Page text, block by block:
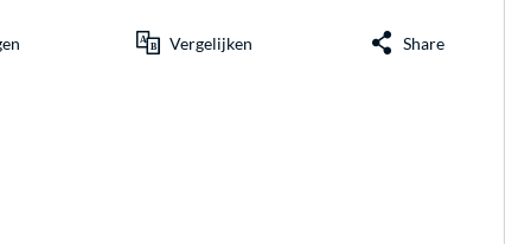
Vergelijken Share